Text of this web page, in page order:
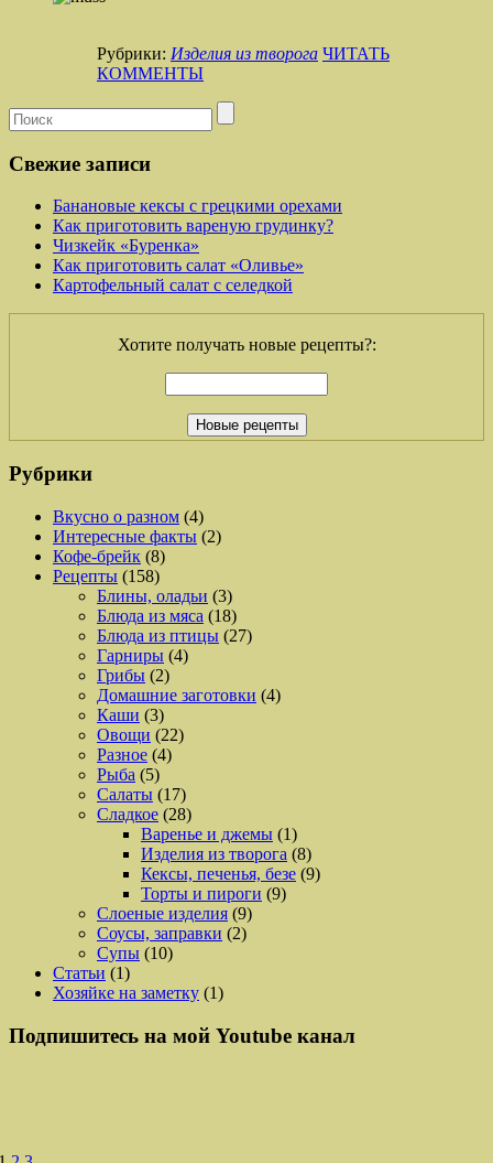
Рубрики: Изделия из творога ЧИТАТЬ
КОММЕНТЫ
Свежие записи
Банановые кексы с грецкими орехами
Как приготовить вареную грудинку?
Чизкейк «Буренка»
Как приготовить салат «Оливье»
Картофельный салат с селедкой
Хотите получать новые рецепты?:
Рубрики
Вкусно о разном (4)
Интересные факты (2)
Кофе-брейк (8)
Рецепты (158)
Блины, оладьи (3)
Блюда из мяса (18)
Блюда из птицы (27)
Гарниры (4)
Грибы (2)
Домашние заготовки (4)
Каши (3)
Овощи (22)
Разное (4)
Рыба (5)
Салаты (17)
Сладкое (28)
Варенье и джемы (1)
Изделия из творога (8)
Кексы, печенья, безе (9)
Торты и пироги (9)
Слоеные изделия (9)
Соусы, заправки (2)
Супы (10)
Статьи (1)
Хозяйке на заметку (1)
Подпишитесь на мой Youtube канал